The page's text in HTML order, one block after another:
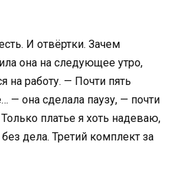
И отвёртки. Зачем
она на следующее утро,
на работу. — Почти пять
— она сделала паузу, — почти
платье я хоть надеваю,
дела. Третий комплект за